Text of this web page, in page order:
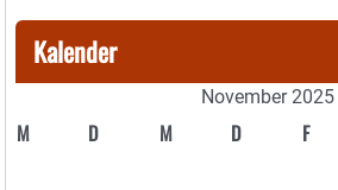
Kalender
November 2025
M D M D F